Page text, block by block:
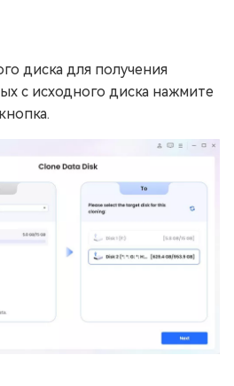
диска для получения
с исходного диска нажмите